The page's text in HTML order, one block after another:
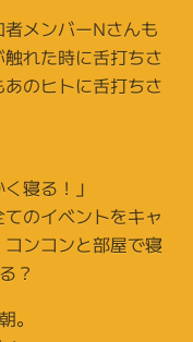
メンバーNさんも
れた時に舌打ちさ
のヒトに舌打ちさ
寝る！」
のイベントをキャ
ンコンと部屋で寝
？
。